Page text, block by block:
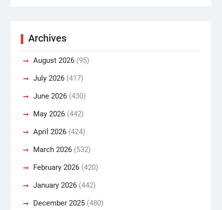
Archives
August 2026(95)
July 2026(417)
June 2026(430)
May 2026(442)
April 2026(424)
March 2026(532)
February 2026(420)
January 2026(442)
December 2025(480)